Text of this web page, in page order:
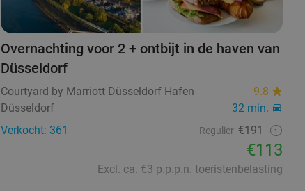
Overnachting voor 2 + ontbijt in de haven van
Düsseldorf
Courtyard by Marriott Düsseldorf Hafen
9.8
Düsseldorf
32 min.
Verkocht: 361
Regulier €191
€113
Excl. ca. €3 p.p.p.n. toeristenbelasting